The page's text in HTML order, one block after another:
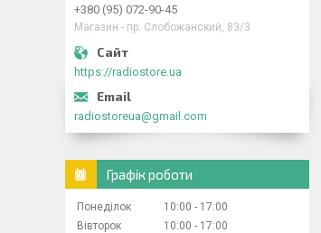
+380 (95) 072-90-45
Магазин - пр. Слобожанский, 83/3
https://radiostore.ua
radiostoreua@gmail.com
Графік роботи
Понеділок 10:00
17:00
Вівторок
10:00
17:00